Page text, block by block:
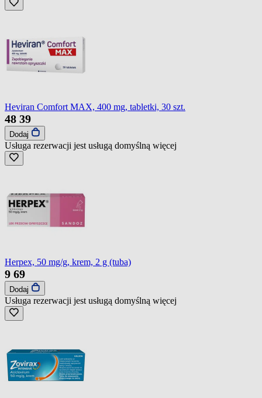
Heviran Comfort MAX, 400 mg, tabletki, 30 szt.
48 39
Dodaj
Usługa rezerwacji jest usługą domyślną więcej
Herpex, 50 mg/g, krem, 2 g (tuba)
9 69
Dodaj
Usługa rezerwacji jest usługą domyślną więcej